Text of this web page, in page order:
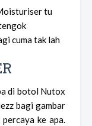
tu
cuma tak lah
di botol Nutox
bagi gambar
ke apa.